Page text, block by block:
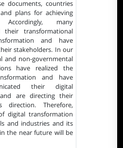
documents, countries
plans for achieving
many
their transformational
and have
stakeholders. In our
and non-governmental
have realized the
and have
their digital
are directing their
Therefore,
digital transformation
and industries and its
the near future will be